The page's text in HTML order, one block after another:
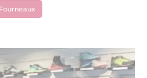
Fourneaux